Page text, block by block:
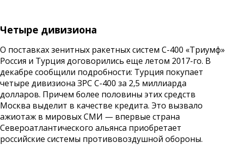
Четыре дивизиона
О поставках зенитных ракетных систем С-400 «Триумф»
Россия и Турция договорились еще летом 2017-го. В
декабре сообщили подробности: Турция покупает
четыре дивизиона ЗРС С-400 за 2,5 миллиарда
долларов. Причем более половины этих средств
Москва выделит в качестве кредита. Это вызвало
ажиотаж в мировых СМИ — впервые страна
Североатлантического альянса приобретает
российские системы противовоздушной обороны.